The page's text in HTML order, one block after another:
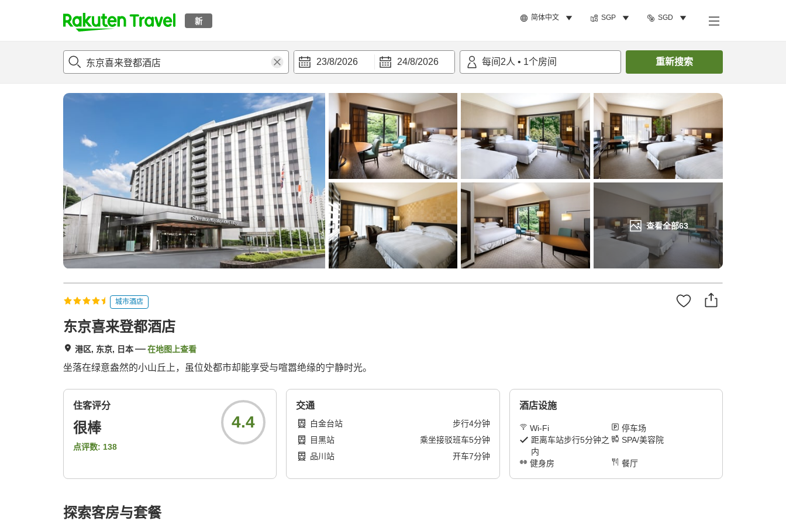
新 简体中文 SGP SGD
t
p
a
a
c
h
23/8/2026 24/8/2026 每间 2人 • 1个房间 重新搜索
查看全部63
概况 客房及住宿套餐评论亮点 搜索客房
城市酒店
东京喜来登都酒店
港区, 东京, 日本 在地图上查看
坐落在绿意盎然的小山丘上，虽位处都市却能享受与喧嚣绝缘的宁静时光。
住客评分
很棒
点评数: 138
4.4
交通
白金台站 步行4分钟
目黑站
乘坐接驳班车5分钟
品川站
开车7分钟
酒店设施
Wi-Fi
停车场
距离车站步行5分钟之
内
SPA/美容院
健身房 餐厅
探索客房与套餐